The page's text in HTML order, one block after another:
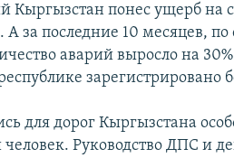
Кыргызстан понес ущерб
А за последние 10 месяцев,
аварий выросло на
зарегистрировано
для дорог Кыргызстана
Руководство ДПС и